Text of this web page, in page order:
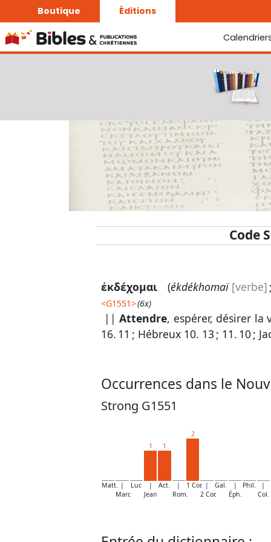
Boutique Éditions
La Bonne Semence
Le Seigneur est proche
Code
ἐκδέχομαι (ékdékhomaï [verbe]
<G1551>(6x)
||Attendre, espérer, désirer la
16. 11 ; Hébreux 10. 13 ; 11. 10;
Occurrences dans le
Strong G1551
Matt. |
Marc
Luc
1
|
Jean
1
Act.
|
Rom.
2
1 Cor. |
2 Cor.
Gal.
|
Éph.
Phil.
|
Col.